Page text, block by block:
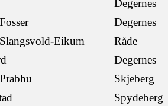
Degernes
Degernes
Eikum
Råde
Degernes
Skjeberg
Spydeberg